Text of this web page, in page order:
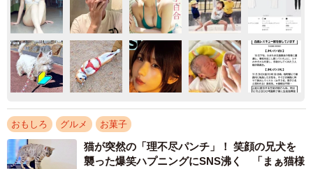
おもしろ グルメ お菓子
猫が突然の「理不尽パンチ」！ 笑顔の兄犬を
襲った爆笑ハプニングにSNS沸く 「まぁ猫様